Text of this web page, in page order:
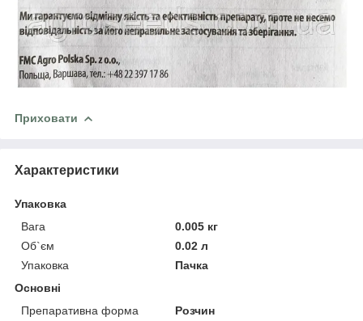
Приховати
Характеристики
Упаковка
Вага
0.005 кг
Об`єм
0.02 л
Упаковка
Пачка
Основні
Препаративна форма
Розчин